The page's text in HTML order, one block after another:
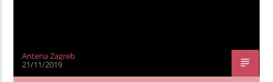
Antena Zagreb
21/11/2019